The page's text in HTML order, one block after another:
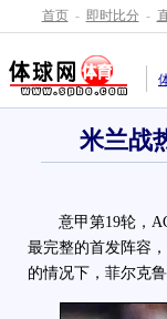
首页 - 即时比分 -
米兰战
意甲第19轮，AC
最完整的首发阵容
的情况下，菲尔克